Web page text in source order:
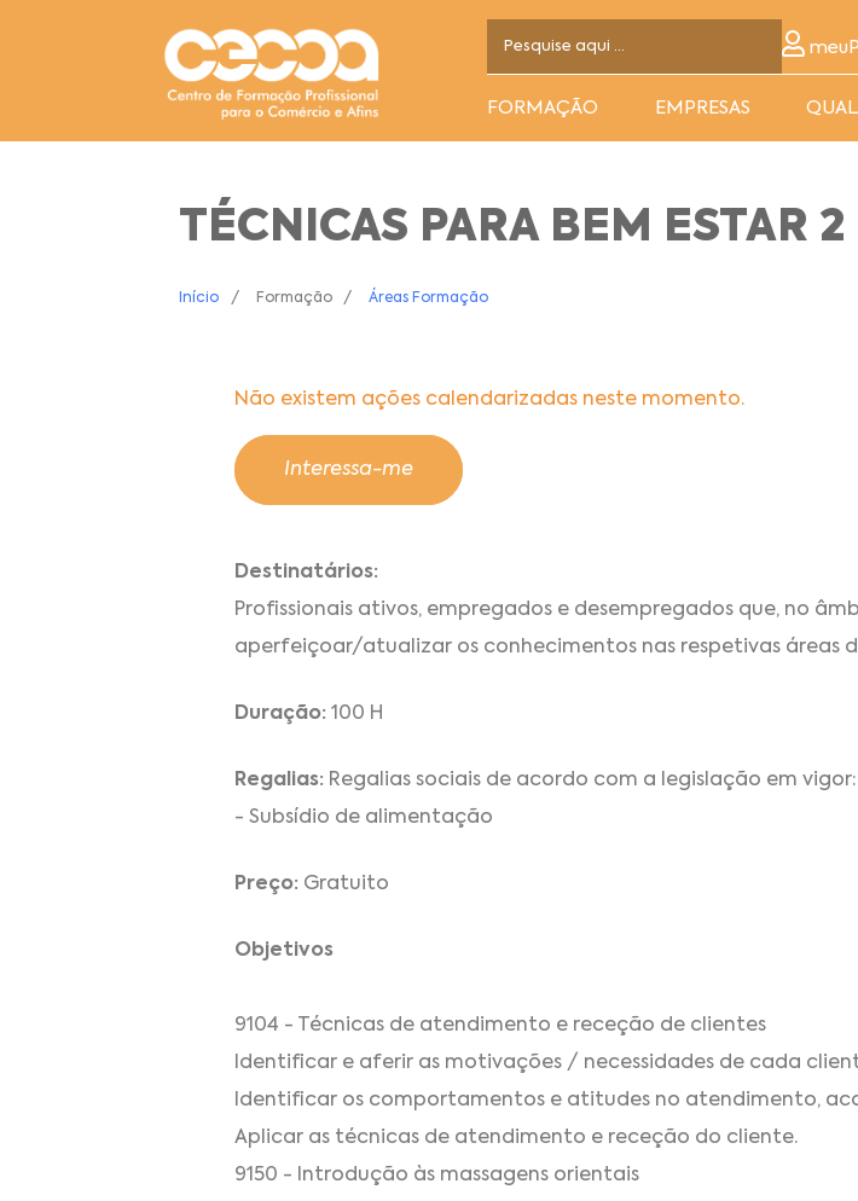
FORMAÇÃO EMPRESAS
TÉCNICAS PARA BEM ESTAR 2
Início Formação Áreas Formação
Não existem ações calendarizadas neste momento.
Interessa-me
Destinatários:
Profissionais ativos, empregados e desempregados que, no
aperfeiçoar/atualizar os conhecimentos nas respetivas áreas
Duração: 100 H
Regalias: Regalias sociais de acordo com a legislação em vigor:
- Subsídio de alimentação
Preço: Gratuito
Objetivos
9104 - Técnicas de atendimento e receção de clientes
Identificar e aferir as motivações / necessidades de cada
Identificar os comportamentos e atitudes no atendimento,
Aplicar as técnicas de atendimento e receção do cliente.
9150 - Introdução às massagens orientais